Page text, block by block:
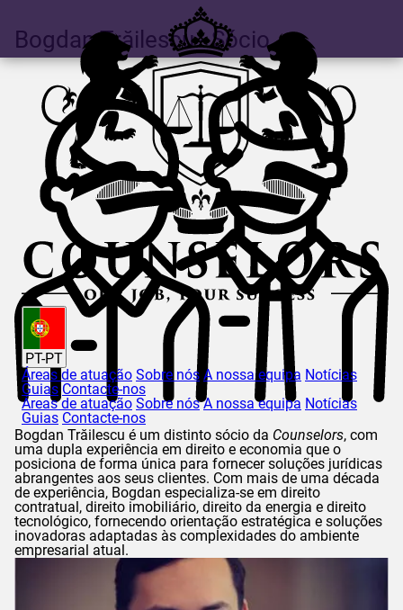
PT-PT
Áreas de atuação Sobre nós A nossa equipa Notícias
Guias Contacte-nos
Áreas de atuação Sobre nós A nossa equipa Notícias
Guias Contacte-nos
Bogdan Trăilescu- Sócio
Bogdan Trăilescu é um distinto sócio da Counselors, com
uma dupla experiência em direito e economia que o
posiciona de forma única para fornecer soluções jurídicas
abrangentes aos seus clientes. Com mais de uma década
de experiência, Bogdan especializa-se em direito
contratual, direito imobiliário, direito da energia e direito
tecnológico, fornecendo orientação estratégica e soluções
inovadoras adaptadas às complexidades do ambiente
empresarial atual.